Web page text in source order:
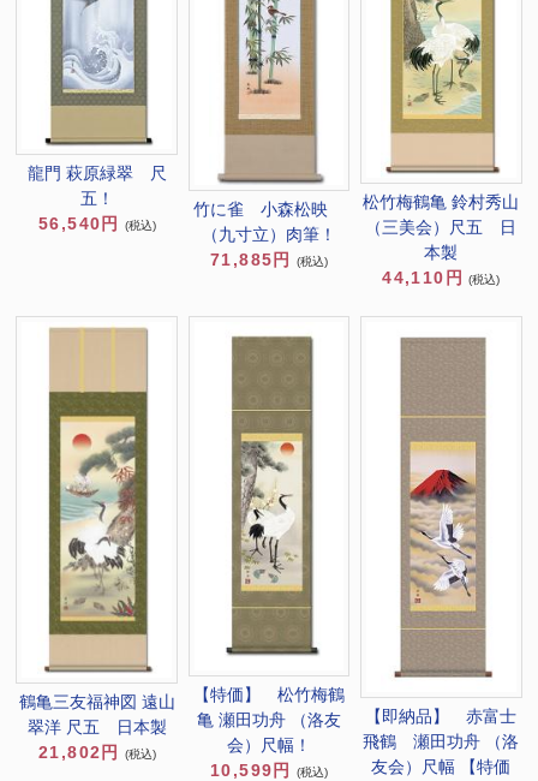
龍門 萩原緑翠 尺
五！
56,540円
(税込)
竹に雀 小森松映
（九寸立）肉筆！
71,885円
(税込)
松竹梅鶴亀 鈴村秀山
（三美会）尺五 日
本製
44,110円
(税込)
鶴亀三友福神図 遠山
翠洋 尺五 日本製
21,802円
(税込)
【特価】 松竹梅鶴
亀 瀬田功舟 （洛友
会）尺幅！
10,599円
(税込)
【即納品】 赤富士
飛鶴 瀬田功舟 （洛
友会）尺幅 【特価